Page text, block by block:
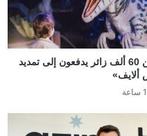
أكثر من 60 ألف زائر يدفعون إلى تمديد
ألايف»